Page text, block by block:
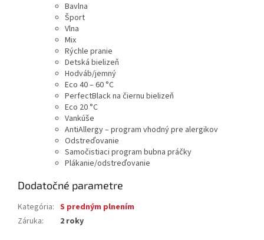
Bavlna
Šport
Vlna
Mix
Rýchle pranie
Detská bielizeň
Hodváb/jemný
Eco 40 – 60 °C
PerfectBlack na čiernu bielizeň
Eco 20 °C
Vankúše
AntiAllergy – program vhodný pre alergikov
Odstreďovanie
Samočistiaci program bubna práčky
Plákanie/odstreďovanie
Dodatočné parametre
Kategória: S predným plnením
Záruka: 2 roky